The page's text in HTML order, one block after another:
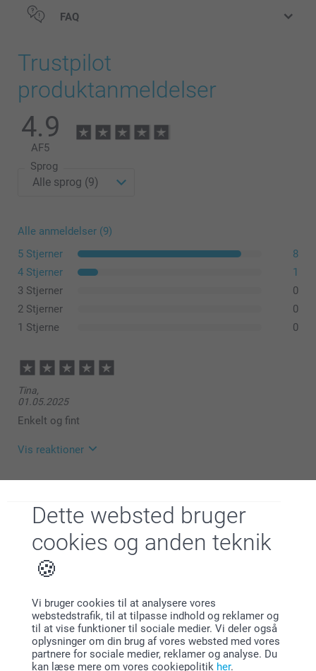
Dette websted bruger
cookies og anden teknik
Vi bruger cookies til at analysere vores
webstedstrafik, til at tilpasse indhold og reklamer og
til at vise funktioner til sociale medier. Vi deler også
oplysninger om din brug af vores websted med vores
partnere for sociale medier, reklamer og analyse. Du
kan læse mere om vores cookiepolitik her.
FAQ
Trustpilot
produktanmeldelser
4.9
AF5
Sprog
Alle anmeldelser (9)
5 Stjerner
8
4 Stjerner
1
3 Stjerner
0
2 Stjerner
0
1 Stjerne
0
Tina,
01.05.2025
Enkelt og fint
Vis reaktioner
Hej Tina
Mange tak for dine ⭐⭐⭐⭐ ⭐ stjerner og din
anmeldelse af vores Retro fotomagneter.
Det er en sjov måde at gøre produktet mere
Tusind tak fordi du har valgt at bestille med os.
Venlig hilsen
Zeinab @smartphoto
Sarah,
Fotos var som forventet.
24.09.2024
08:38
Hej Sarah
Tusind tak for din dejlige anmeldelse og dine 5
05.09.2024